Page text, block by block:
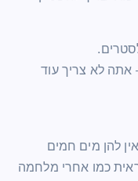
לא צריך עוד
להן מים חמים
כמו אחרי מלחמה